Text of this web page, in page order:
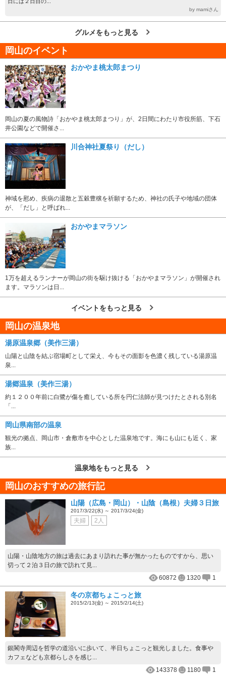
by mamiさん
グルメをもっと見る
岡山のイベント
おかやま桃太郎まつり
岡山の夏の風物詩「おかやま桃太郎まつり」が、2日間にわたり市役所筋、下石
井公園などで開催さ...
川合神社夏祭り（だし）
神域を慰め、疾病の退散と五穀豊穣を祈願するため、神社の氏子や地域の団体
が、「だし」と呼ばれ...
おかやまマラソン
1万を超えるランナーが岡山の街を駆け抜ける「おかやまマラソン」が開催され
ます。マラソンは日...
イベントをもっと見る
岡山の温泉地
湯原温泉郷（美作三湯）
山陽と山陰を結ぶ宿場町として栄え、今もその面影を色濃く残している湯原温
泉...
湯郷温泉（美作三湯）
約１２００年前に白鷺が傷を癒している所を円仁法師が見つけたとされる別名
「...
岡山県南部の温泉
観光の拠点、岡山市・倉敷市を中心とした温泉地です。海にも山にも近く、家
族...
温泉地をもっと見る
岡山のおすすめの旅行記
山陽（広島・岡山）・山陰（島根）夫婦３日旅
2017/3/22(水) ～ 2017/3/24(金)
夫婦 2人
山陽・山陰地方の旅は過去にあまり訪れた事が無かったものですから、思い
切って２泊３日の旅で訪れて見...
60872
1320 1
冬の京都ちょこっと旅
2015/2/13(金) ～ 2015/2/14(土)
銀閣寺周辺を哲学の道沿いに歩いて、半日ちょこっと観光しました。食事や
カフェなども京都らしさを感じ...
143378
1180 1